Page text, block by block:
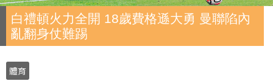
白禮頓火力全開 18歲費格遜大勇 曼聯陷內
亂翻身仗難踢
體育